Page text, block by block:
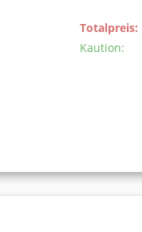
Totalpreis:
Kaution: